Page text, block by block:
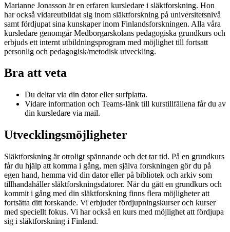
Marianne Jonasson är en erfaren kursledare i släktforskning. Hon
har också vidareutbildat sig inom släktforskning på universitetsnivå
samt fördjupat sina kunskaper inom Finlandsforskningen. Alla våra
kursledare genomgår Medborgarskolans pedagogiska grundkurs och
erbjuds ett internt utbildningsprogram med möjlighet till fortsatt
personlig och pedagogisk/metodisk utveckling.
Bra att veta
Du deltar via din dator eller surfplatta.
Vidare information och Teams-länk till kurstillfällena får du av
din kursledare via mail.
Utvecklingsmöjligheter
Släktforskning är otroligt spännande och det tar tid. På en grundkurs
får du hjälp att komma i gång, men själva forskningen gör du på
egen hand, hemma vid din dator eller på bibliotek och arkiv som
tillhandahåller släktforskningsdatorer. När du gått en grundkurs och
kommit i gång med din släktforskning finns flera möjligheter att
fortsätta ditt forskande. Vi erbjuder fördjupningskurser och kurser
med speciellt fokus. Vi har också en kurs med möjlighet att fördjupa
sig i släktforskning i Finland.